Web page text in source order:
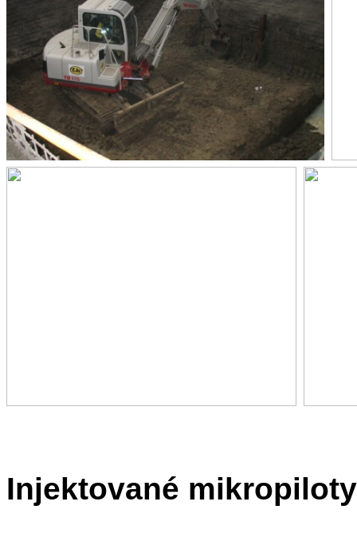
Injektované